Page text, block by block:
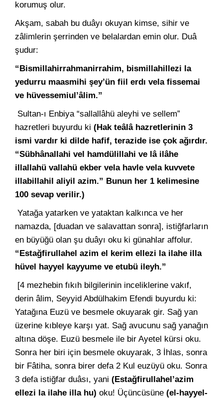
korumuş olur.
Akşam, sabah bu duâyı okuyan kimse, sihir ve
zâlimlerin şerrinden ve belalardan emin olur. Duâ
şudur:
“Bismillahirrahmanirrahim, bismillahillezi la
yedurru maasmihi şey’ün fiil erdı vela fissemai
ve hüvessemiul’âlim.”
Sultan-ı Enbiya “sallallâhü aleyhi ve sellem”
hazretleri buyurdu ki (Hak teâlâ hazretlerinin 3
ismi vardır ki dilde hafif, terazide ise çok ağırdır.
“Sübhânallahi vel hamdülillahi ve lâ ilâhe
illallahü vallahü ekber vela havle vela kuvvete
illabillahil aliyil azim.” Bunun her 1 kelimesine
100 sevap verilir.)
Yatağa yatarken ve yataktan kalkınca ve her
namazda, [duadan ve salavattan sonra], istiğfarların
en büyüğü olan şu duâyı oku ki günahlar affolur.
“Estağfirullahel azim el kerim ellezi la ilahe illa
hüvel hayyel kayyume ve etubü ileyh.”
[4 mezhebin fıkıh bilgilerinin inceliklerine vakıf,
derin âlim, Seyyid Abdülhakim Efendi buyurdu ki:
Yatağına Euzü ve besmele okuyarak gir. Sağ yan
üzerine kıbleye karşı yat. Sağ avucunu sağ yanağın
altına döşe. Euzü besmele ile bir Ayetel kürsi oku.
Sonra her biri için besmele okuyarak, 3 İhlas, sonra
bir Fâtiha, sonra birer defa 2 Kul euzüyü oku. Sonra
3 defa istiğfar duâsı, yani (Estağfirullahel’azim
ellezi la ilahe illa hu) oku! Üçüncüsüne (el-hayyel-